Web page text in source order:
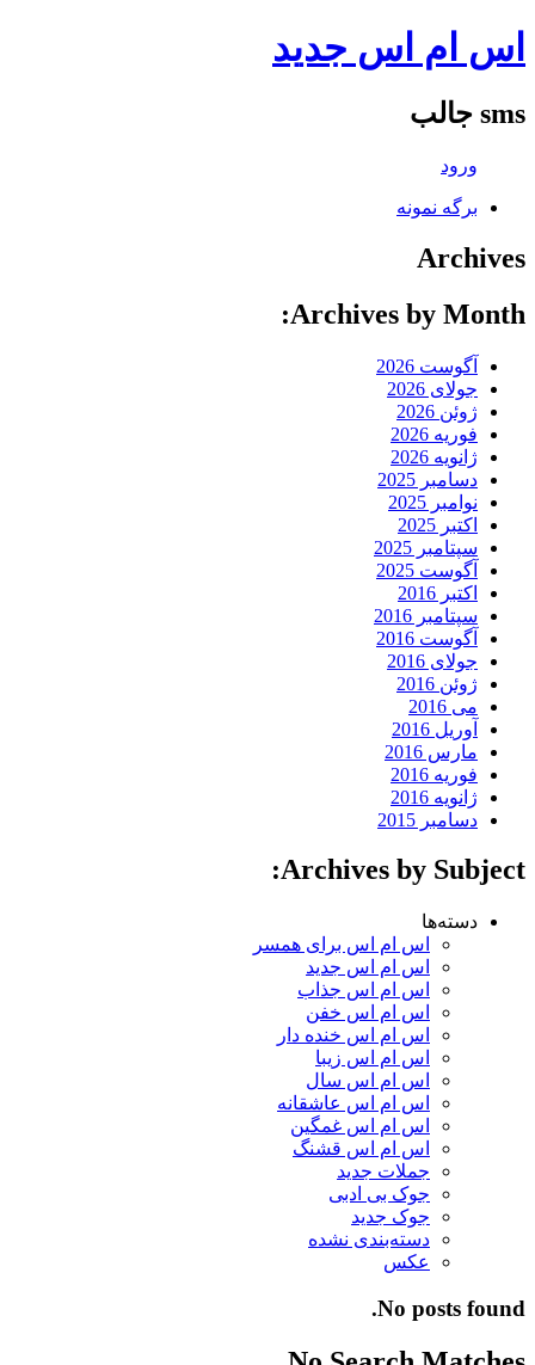
اس ام اس جدید
sms جالب
ورود
برگه نمونه
Archives
Archives by Month:
آگوست 2026
جولای 2026
ژوئن 2026
فوریه 2026
ژانویه 2026
دسامبر 2025
نوامبر 2025
اکتبر 2025
سپتامبر 2025
آگوست 2025
اکتبر 2016
سپتامبر 2016
آگوست 2016
جولای 2016
ژوئن 2016
می 2016
آوریل 2016
مارس 2016
فوریه 2016
ژانویه 2016
دسامبر 2015
Archives by Subject:
دسته‌ها
اس ام اس برای همسر
اس ام اس جدید
اس ام اس جذاب
اس ام اس خفن
اس ام اس خنده دار
اس ام اس زیبا
اس ام اس سال
اس ام اس عاشقانه
اس ام اس غمگین
اس ام اس قشنگ
جملات جدید
جوک بی ادبی
جوک جدید
دسته‌بندی نشده
عکس
No posts found.